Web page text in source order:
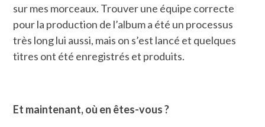
sur mes morceaux. Trouver une équipe correcte
pour la production de l’album a été un processus
très long lui aussi, mais on s’est lancé et quelques
titres ont été enregistrés et produits.
Et maintenant, où en êtes-vous ?